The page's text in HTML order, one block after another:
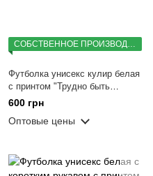
Футболка унисекс кулир белая
с принтом "Трудно быть
скромной..." (DTF) р. XL
600 грн
Оптовые цены